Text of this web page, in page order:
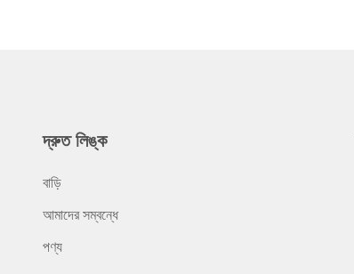
দ্রুত লিঙ্ক
বাড়ি
আমাদের সম্বন্ধে
পণ্য